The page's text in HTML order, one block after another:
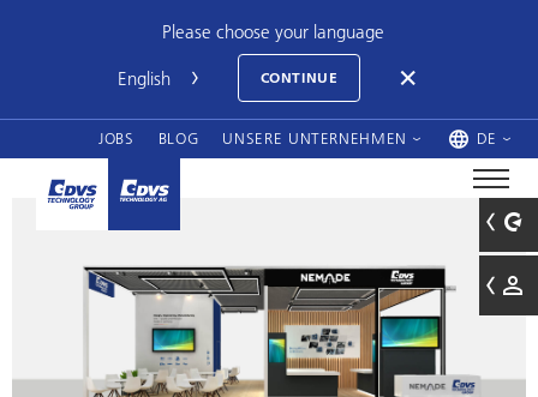
Please choose your language
CONTINUE
JOBS BLOG UNSERE UNTERNEHMEN DE